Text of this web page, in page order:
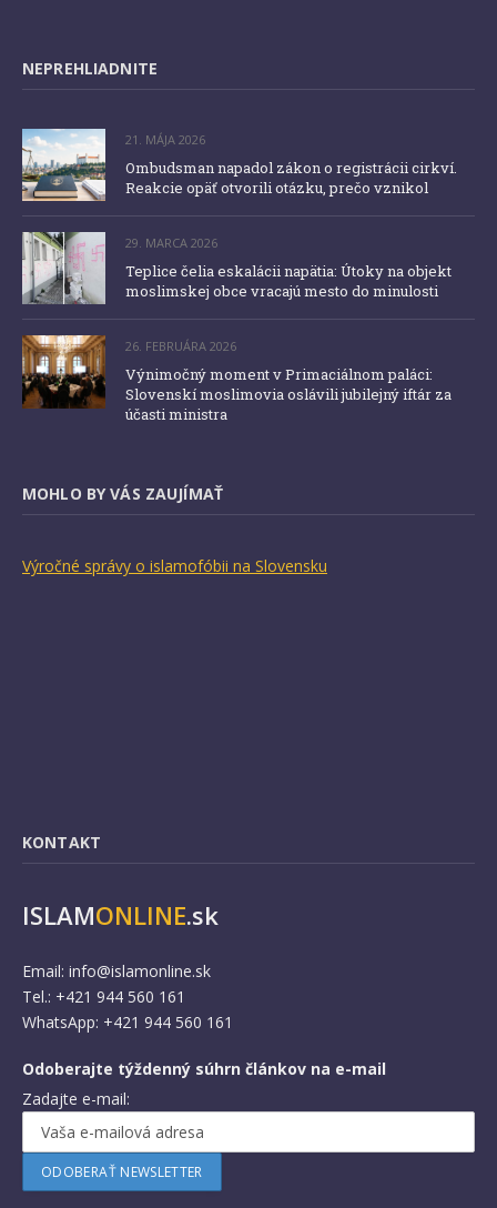
NEPREHLIADNITE
21. MÁJA 2026
Ombudsman napadol zákon o registrácii cirkví.
Reakcie opäť otvorili otázku, prečo vznikol
29. MARCA 2026
Teplice čelia eskalácii napätia: Útoky na objekt
moslimskej obce vracajú mesto do minulosti
26. FEBRUÁRA 2026
Výnimočný moment v Primaciálnom paláci:
Slovenskí moslimovia oslávili jubilejný iftár za
účasti ministra
MOHLO BY VÁS ZAUJÍMAŤ
Výročné správy o islamofóbii na Slovensku
KONTAKT
ISLAMONLINE.sk
Email: info@islamonline.sk
Tel.: +421 944 560 161
WhatsApp: +421 944 560 161
Odoberajte týždenný súhrn článkov na e-mail
Zadajte e-mail: